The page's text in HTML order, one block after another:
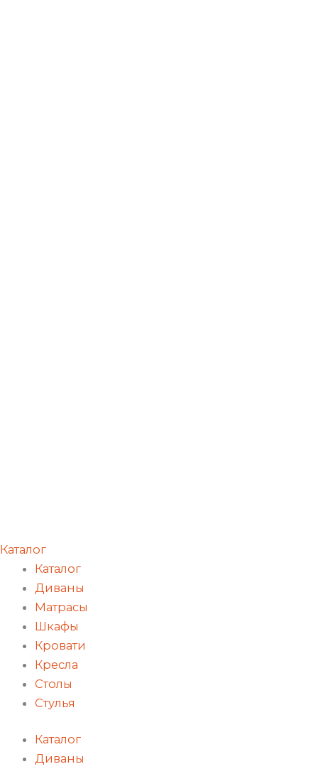
Каталог
Каталог
Диваны
Матрасы
Шкафы
Кровати
Кресла
Столы
Стулья
Каталог
Диваны